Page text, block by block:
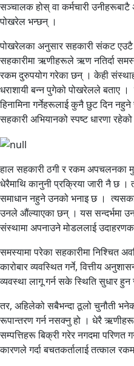
सञ्चालक होस् वा कर्मचारी उनीहरूबाटै
पोखरेल भन्छन् ।
पोखरेलका अनुसार सहकारी संकट
सहकारीमा ऋणीहरूले ऋण नतिर्दा
रकम दुरुपयोग गरेका छन् । केही
धराशायी बन्न पुगेको पोखरेलले बताए
हिनामिना गर्नेहरूलाई कुनै छुट दिन
सहकारी अभियानको स्पष्ट धारणा
हाल सहकारी ठगी र रकम अपचलनका
धेरैमाथि कानुनी प्रक्रिया जारी नै छ ।
समाधान नहुने उनको भनाइ छ ।
उनले औंल्याएका छन् । यस सन्दर्भमा
संस्थामा अपनाउने मोडललाई
समस्यामा परेका सहकारीमा निश्चित
कारोबार व्यवस्थित गर्ने, वित्तीय
व्यवस्था लागू गर्न सके स्थिति सुधार
तर, अहिलेको सबैभन्दा ठूलो चुनौती
रूपान्तरण गर्न नसक्नु हो । धेरै
सम्पत्तिहरू बिक्री गरेर नगदमा परिणत
कारणले गर्दा बचतकर्तालाई तत्काल